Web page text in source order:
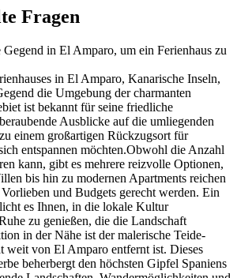
Fragen
Gegend in El Amparo, um ein Ferienhaus zu
in El Amparo, Kanarische Inseln,
die Umgebung der charmanten
ist bekannt für seine friedliche
Ausblicke auf die umliegenden
einem großartigen Rückzugsort für
entspannen möchten.Obwohl die Anzahl
kann, gibt es mehrere reizvolle Optionen,
bis hin zu modernen Apartments reichen
und Budgets gerecht werden. Ein
es Ihnen, in die lokale Kultur
zu genießen, die die Landschaft
in der Nähe ist der malerische Teide-
weit von El Amparo entfernt ist. Dieses
beherbergt den höchsten Gipfel Spaniens